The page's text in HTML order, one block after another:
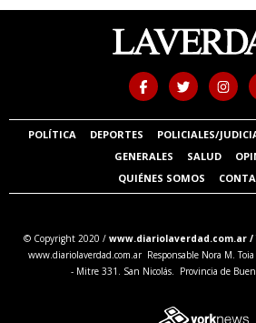
POLÍTICA DEPORTES POLICIALES/
GENERALES
SALUD
QUIÉNES SOMOS
© Copyright 2020 / www.diariolaverdad.com.ar /
www.diariolaverdad.com.ar Responsable Nora M. Toia
- Mitre 331. San Nicolás. Provincia de